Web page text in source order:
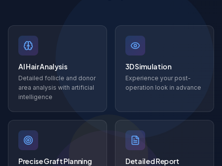
AI Hair Analysis
Detailed follicle and donor
area analysis with artificial
intelligence
3D Simulation
Experience your post-
operation look in advance
Precise Graft Planning Detailed Report